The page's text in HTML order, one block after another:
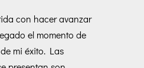
con hacer avanzar
el momento de
mi éxito. Las